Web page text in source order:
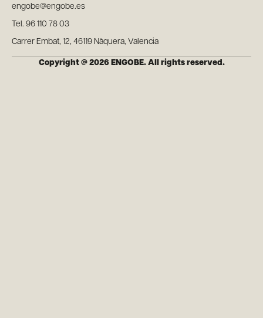
engobe@engobe.es
Tel. 96 110 78 03
Carrer Embat, 12, 46119 Nàquera, Valencia
Copyright @ 2026 ENGOBE. All rights reserved.